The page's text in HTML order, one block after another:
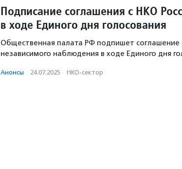
Подписание соглашения с НКО
в ходе Единого дня голосования
Общественная палата РФ подпишет соглашение
независимого наблюдения в ходе Единого дня
Анонсы · 24.07.2025 · НКО-сектор